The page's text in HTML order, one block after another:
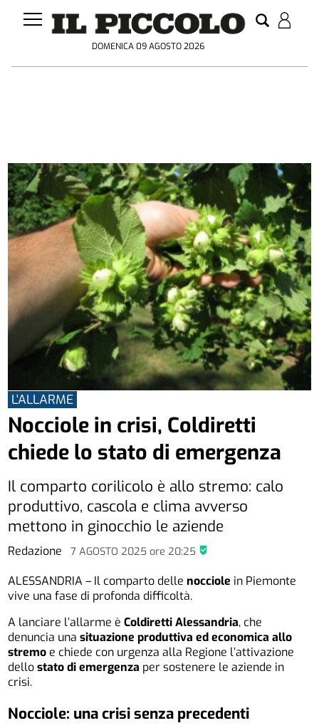
DOMENICA 09 AGOSTO 2026
Redazione 7 AGOSTO 2025ore 20:25
L'ALLARME
Nocciole in crisi, Coldiretti
chiede lo stato di emergenza
Il comparto corilicolo è allo stremo: calo
produttivo, cascola e clima avverso
mettono in ginocchio le aziende
ALESSANDRIA – Il comparto dellenocciole in Piemonte
vive una fase di profonda difficoltà.
A lanciare l’allarme èColdiretti Alessandria, che
denuncia unasituazione produttiva ed economica allo
stremo e chiede con urgenza alla Regione l’attivazione
dellostato di emergenza per sostenere le aziende in
crisi.
Nocciole: una crisi senza precedenti